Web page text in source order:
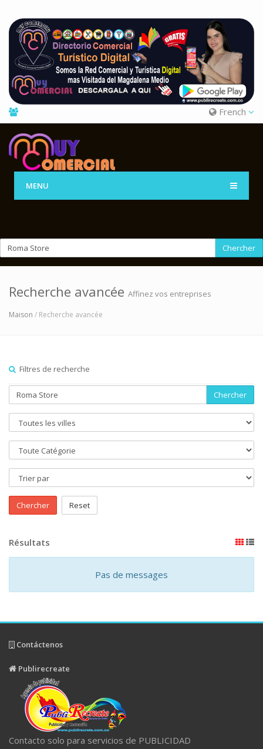
French
MENU
Chercher
Recherche avancée Affinez vos entreprises
Maison / Recherche avancée
Filtres de recherche
Chercher
Chercher Reset
Résultats
Pas de messages
Contáctenos
Publirecreate
Contacto solo para servicios de PUBLICIDAD